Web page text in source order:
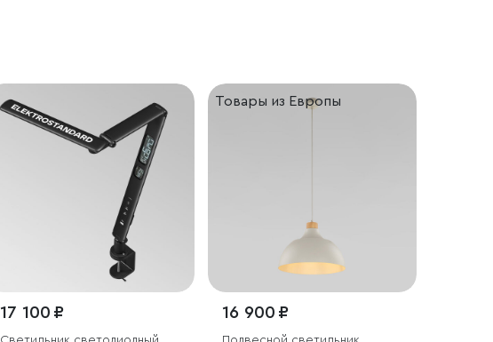
17 100 ₽
Товары из Европы
16 900 ₽